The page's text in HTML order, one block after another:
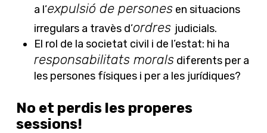
a l’expulsió de personesen situacions
irregulars a travès d’ordres judicials.
El rol de la societat civil i de l’estat: hi ha
responsabilitats moralsdiferents per a
les persones físiques i per a les jurídiques?
No et perdis les properes
sessions!